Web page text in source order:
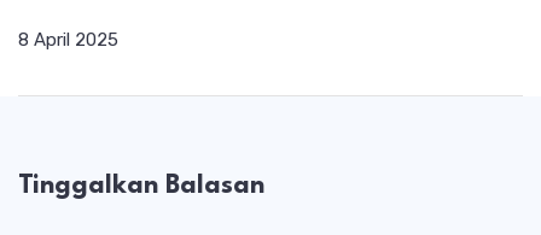
8 April 2025
Tinggalkan Balasan